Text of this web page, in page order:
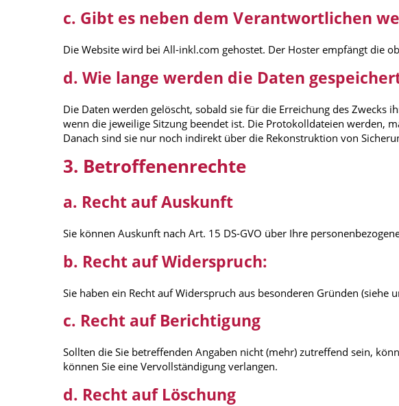
c. Gibt es neben dem Verantwortlichen
Die Website wird bei All-inkl.com gehostet. Der Hoster empfängt die
d. Wie lange werden die Daten
Die Daten werden gelöscht, sobald sie für die Erreichung des
wenn die jeweilige Sitzung beendet ist. Die Protokolldateien werden,
Danach sind sie nur noch indirekt über die Rekonstruktion von
3. Betroffenenrechte
a. Recht auf Auskunft
Sie können Auskunft nach Art. 15 DS-GVO über Ihre
b. Recht auf Widerspruch:
Sie haben ein Recht auf Widerspruch aus besonderen Gründen (siehe
c. Recht auf Berichtigung
Sollten die Sie betreffenden Angaben nicht (mehr) zutreffend sein,
können Sie eine Vervollständigung verlangen.
d. Recht auf Löschung